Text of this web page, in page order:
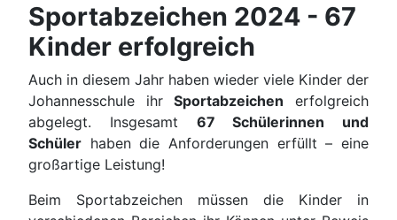
Sportabzeichen 2024 - 67
Kinder erfolgreich
Auch in diesem Jahr haben wieder viele Kinder der
Johannesschule ihrSportabzeichen erfolgreich
abgelegt. Insgesamt 67 Schülerinnen und
Schüler haben die Anforderungen erfüllt – eine
großartige Leistung!
Beim Sportabzeichen müssen die Kinder in